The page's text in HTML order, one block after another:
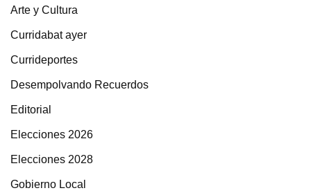
Arte y Cultura
Curridabat ayer
Currideportes
Desempolvando Recuerdos
Editorial
Elecciones 2026
Elecciones 2028
Gobierno Local